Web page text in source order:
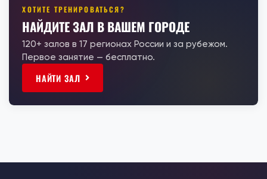
ХОТИТЕ ТРЕНИРОВАТЬСЯ?
НАЙДИТЕ ЗАЛ В ВАШЕМ ГОРОДЕ
120+ залов в 17 регионах России и за рубежом.
Первое занятие — бесплатно.
НАЙТИ ЗАЛ